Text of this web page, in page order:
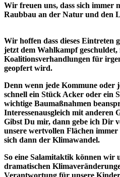
Wir freuen uns, dass sich immer
Raubbau an der Natur und den
Wir hoffen dass dieses Eintreten
jetzt dem Wahlkampf
Koalitionsverhandlungen für
geopfert wird.
Denn wenn jede Kommune oder
schnell ein Stück Acker oder ein
wichtige Baumaßnahmen
Interessenausgleich mit anderen
Gibst Du mir, dann gebe ich Dir
unsere wertvollen Flächen
sich dann der Klimawandel.
So eine Salamitaktik können wir
dramatischen
Verantwortung für unsere